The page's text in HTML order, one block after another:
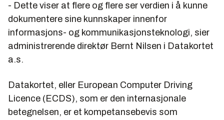
- Dette viser at flere og flere ser verdien i å kunne
dokumentere sine kunnskaper innenfor
informasjons- og kommunikasjonsteknologi, sier
administrerende direktør Bernt Nilsen i Datakortet
a.s.
Datakortet, eller European Computer Driving
Licence (ECDS), som er den internasjonale
betegnelsen, er et kompetansebevis som